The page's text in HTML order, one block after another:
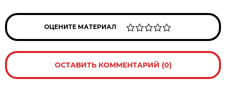
ОЦЕНИТЕ МАТЕРИАЛ
ОСТАВИТЬ КОММЕНТАРИЙ (0)